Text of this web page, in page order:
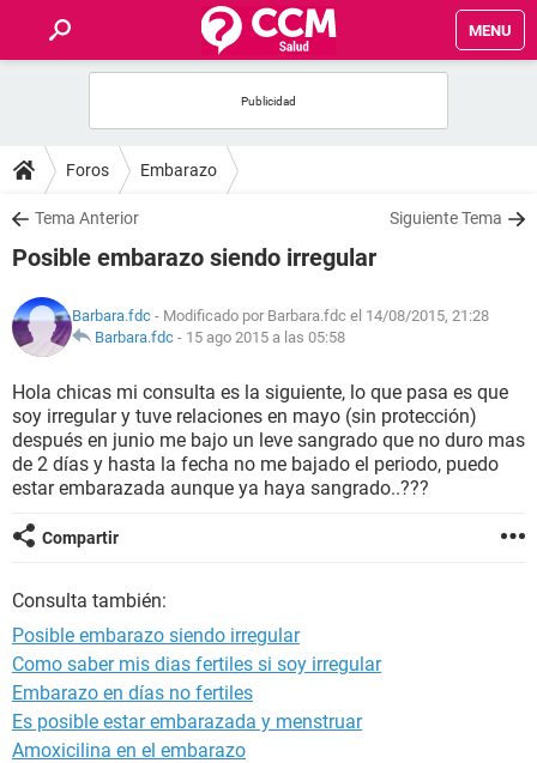
MENU
FOROS
SALUD
NUTRICIÓN
BIENESTAR
SEXUALIDAD
GLOSARIO
Foros Embarazo
Tema Anterior Siguiente Tema
Posible embarazo siendo irregular
Barbara.fdc - Modificado por Barbara.fdc el 14/08/2015, 21:28
Barbara.fdc - 15 ago 2015 a las 05:58
Hola chicas mi consulta es la siguiente, lo que pasa es que
soy irregular y tuve relaciones en mayo (sin protección)
después en junio me bajo un leve sangrado que no duro mas
de 2 días y hasta la fecha no me bajado el periodo, puedo
estar embarazada aunque ya haya sangrado..???
Compartir
Consulta también:
Posible embarazo siendo irregular
Como saber mis dias fertiles si soy irregular
Embarazo en días no fertiles
Es posible estar embarazada y menstruar
Amoxicilina en el embarazo